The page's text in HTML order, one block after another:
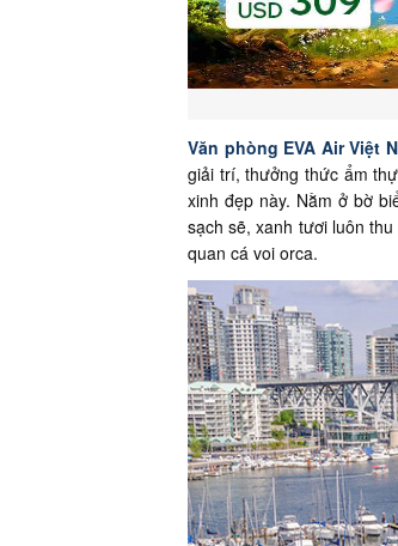
Văn phòng EVA Air Việt
giải trí, thưởng thức ẩm
xinh đẹp này. Nằm ở bờ
sạch sẽ, xanh tươi luôn
quan cá voi orca.